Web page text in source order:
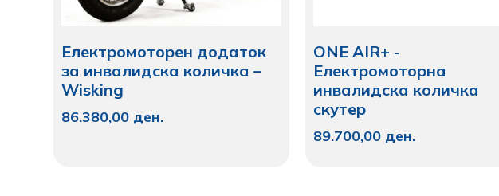
Електромоторен додаток
за инвалидска количка –
Wisking
86.380,00 ден.
ONE AIR+ -
Електромоторна
инвалидска количка
скутер
89.700,00 ден.